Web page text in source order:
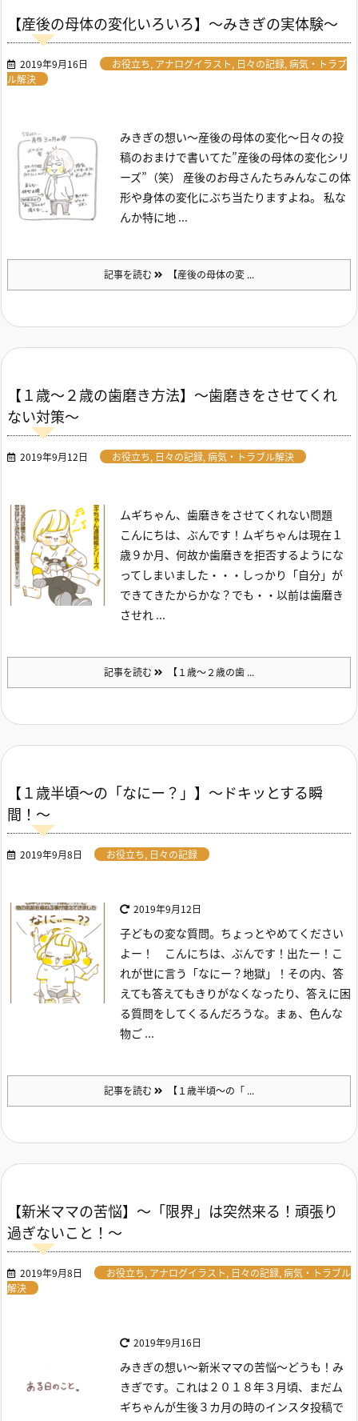
【産後の母体の変化いろいろ】～みきぎの実体験～
2019年9月16日 お役立ち, アナログイラスト, 日々の記録, 病気・トラブ
ル解決
みきぎの想い～産後の母体の変化～日々の投
稿のおまけで書いてた”産後の母体の変化シリ
ーズ”（笑）
産後のお母さんたちみんなこの体
形や身体の変化にぶち当たりますよね。 私な
んか特に地 ...
記事を読む 【産後の母体の変 ...
【１歳～２歳の歯磨き方法】～歯磨きをさせてくれ
ない対策～
2019年9月12日 お役立ち, 日々の記録, 病気・トラブル解決
ムギちゃん、歯磨きをさせてくれない問題
こんにちは、ぶんです！ ムギちゃんは現在１
歳９か月、何故か歯磨きを拒否するようにな
ってしまいました・・・しっかり「自分」が
できてきたからかな？ でも・・以前は歯磨き
させれ ...
記事を読む 【１歳～２歳の歯 ...
【１歳半頃～の「なにー？」】～ドキッとする瞬
間！～
2019年9月8日 お役立ち, 日々の記録
2019年9月12日
子どもの変な質問。ちょっとやめてください
よー！
こんにちは、ぶんです！ 出たー！こ
れが世に言う「なにー？地獄」！その内、答
えても答えてもきりがなくなったり、答えに困
る質問をしてくるんだろうな。 まぁ、色んな
物ご ...
記事を読む 【１歳半頃～の「 ...
【新米ママの苦悩】～「限界」は突然来る！頑張り
過ぎないこと！～
2019年9月8日 お役立ち, アナログイラスト, 日々の記録, 病気・トラブル
解決
2019年9月16日
みきぎの想い～新米ママの苦悩～どうも！み
きぎです。 これは２０１８年３月頃、まだム
ギちゃんが生後３カ月の時のインスタ投稿で